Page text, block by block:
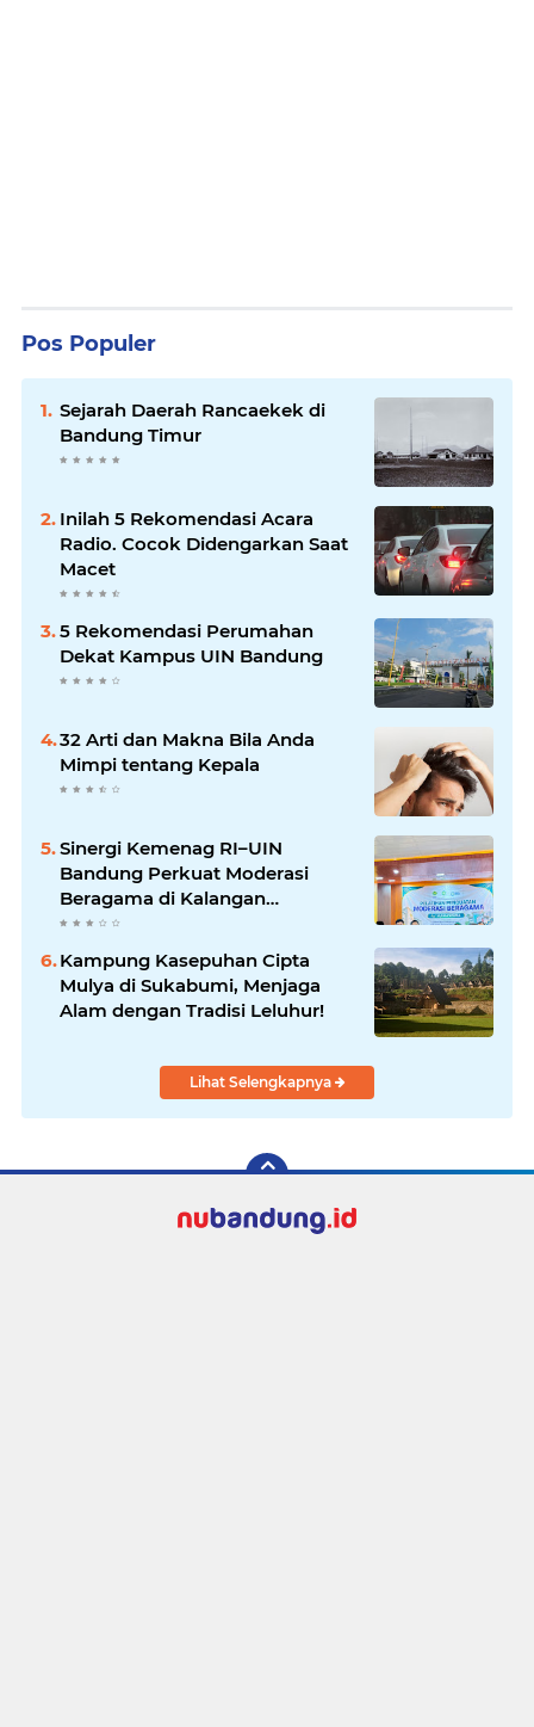
Pos Populer
Sejarah Daerah Rancaekek di
Bandung Timur
Inilah 5 Rekomendasi Acara
Radio. Cocok Didengarkan Saat
Macet
5 Rekomendasi Perumahan
Dekat Kampus UIN Bandung
32 Arti dan Makna Bila Anda
Mimpi tentang Kepala
Sinergi Kemenag RI–UIN
Bandung Perkuat Moderasi
Beragama di Kalangan
Mahasiswa
Kampung Kasepuhan Cipta
Mulya di Sukabumi, Menjaga
Alam dengan Tradisi Leluhur!
Lihat Selengkapnya